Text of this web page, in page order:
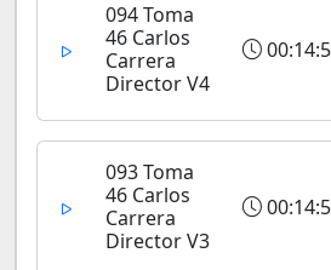
094 Toma
46 Carlos
Carrera
Director V4
093 Toma
46 Carlos
Carrera
Director V3